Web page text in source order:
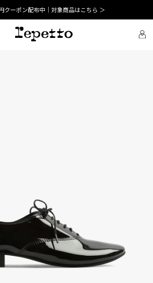
クーポン配布中｜対象商品はこちら ＞